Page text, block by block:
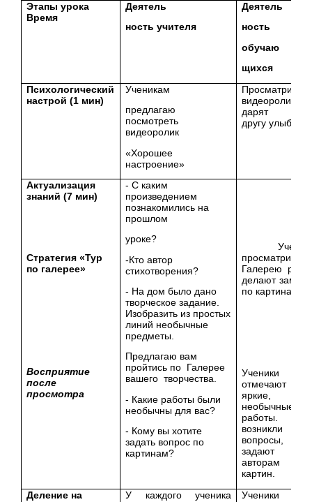
Этапы урока
Время
Деятель
ность учителя
Деятель
ность
обучаю
щихся
Психологический
настрой (1 мин)
Ученикам
предлагаю
посмотреть
видеоролик
«Хорошее
настроение»
видеоролик,
дарят
другу улыбки.
Актуализация
знаний (7 мин)
Стратегия «Тур
по галерее»
Восприятие
после
просмотра
- С каким
произведением
познакомились на
прошлом
уроке?
-Кто автор
стихотворения?
- На дом было дано
творческое задание.
Изобразить из простых
линий необычные
предметы.
Предлагаю вам
пройтись по Галерее
вашего творчества.
- Какие работы были
необычны для вас?
- Кому вы хотите
задать вопрос по
картинам?
Галерею
делают
по картинам.
Ученики
отмечают
яркие,
необычные
работы.
возникли
вопросы,
задают
авторам
картин.
Деление на
У каждого ученика
Ученики